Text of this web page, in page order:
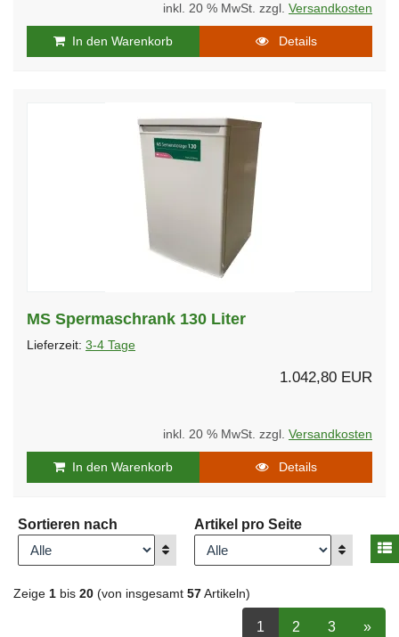
inkl. 20 % MwSt. zzgl. Versandkosten
In den Warenkorb Details
MS Spermaschrank 130 Liter
Lieferzeit: 3-4 Tage
1.042,80 EUR
inkl. 20 % MwSt. zzgl. Versandkosten
In den Warenkorb Details
Sortieren nach
Anzeigen
Artikel pro Seite
Anzeigen
Zeige 1 bis 20 (von insgesamt 57 Artikeln)
ausgewählt Seite
1 Seite
2 auswählen
Seite
3 »